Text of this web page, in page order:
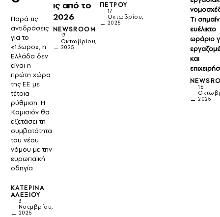
Παρά τις
αντιδράσεις
για το
«13ωρο», η
Ελλάδα δεν
είναι η
πρώτη χώρα
της ΕΕ με
τέτοια
ρύθμιση. Η
Κομισιόν θα
εξετάσει τη
συμβατότητα
του νέου
νόμου με την
ευρωπαϊκή
οδηγία
ΚΑΤΕΡΊΝΑ
ΑΛΕΞΊΟΥ
3
Νοεμβρίου,
2025
ις από το
2026
NEWSROOM
17
Οκτωβρίου,
2025
ΠΈΤΡΟΥ
17
Οκτωβρίου,
2025
Tι
ευέλικτο
ωράριο
και
16
2025